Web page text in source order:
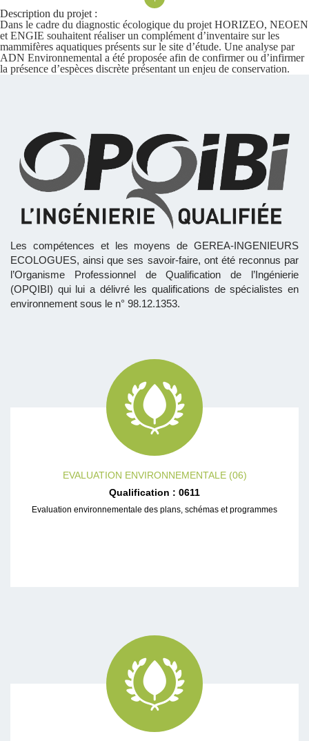
Description du projet :
Dans le cadre du diagnostic écologique du projet HORIZEO, NEOEN
et ENGIE souhaitent réaliser un complément d’inventaire sur les
mammifères aquatiques présents sur le site d’étude. Une analyse par
ADN Environnemental a été proposée afin de confirmer ou d’infirmer
la présence d’espèces discrète présentant un enjeu de conservation.
Les compétences et les moyens de GEREA-INGENIEURS
ECOLOGUES, ainsi que ses savoir-faire, ont été reconnus par
l’Organisme Professionnel de Qualification de l’Ingénierie
(OPQIBI) qui lui a délivré les qualifications de spécialistes en
environnement sous le n° 98.12.1353.
EVALUATION ENVIRONNEMENTALE (06)
Qualification : 0611
Evaluation environnementale des plans, schémas et programmes